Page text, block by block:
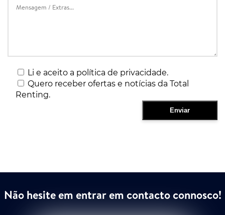
Li e aceito a política de privacidade.
Quero receber ofertas e notícias da Total
Renting.
Não hesite em entrar em contacto connosco!